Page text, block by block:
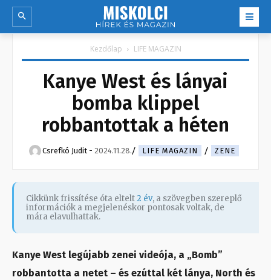
Kezdőlap LIFE MAGAZIN
Kanye West és lányai
bomba klippel
robbantottak a héten
Csrefkó Judit - 2024.11.28. LIFE MAGAZIN ZENE
Cikkünk frissítése óta eltelt2 év, a szövegben szereplő
információk a megjelenéskor pontosak voltak, de
mára elavulhattak.
Kanye West legújabb zenei videója, a „Bomb”
robbantotta a netet – és ezúttal két lánya, North és